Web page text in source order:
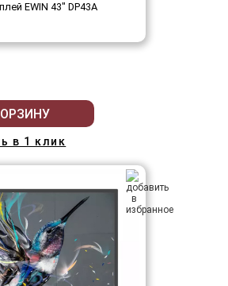
EWIN 43" DP43A
в 1 клик